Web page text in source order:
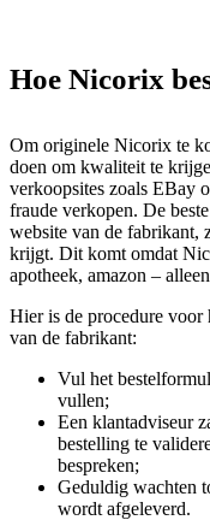
Hoe Nicorix
Om originele Nicorix te
doen om kwaliteit te
verkoopsites zoals EBay
fraude verkopen. De
website van de fabrikant,
krijgt. Dit komt omdat
apotheek, amazon –
Hier is de procedure
van de fabrikant:
Vul het
vullen;
Een klantadviseur
bestelling te
bespreken;
Geduldig wachten
wordt afgeleverd.